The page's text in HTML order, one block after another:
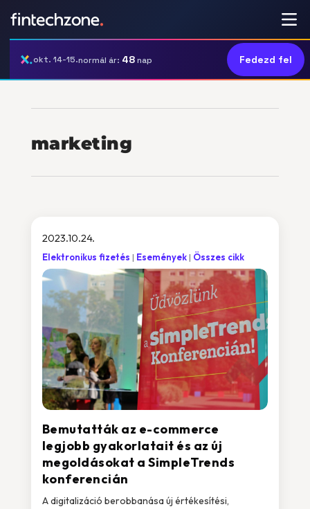
okt. 14-15.normál ár: 48nap Fedezd fel
marketing
Bemutatták az e-commerce
legjobb gyakorlatait és az új
megoldásokat a SimpleTrends
konferencián
2023.10.24.
Elektronikus fizetés Események Összes cikk
A digitalizáció berobbanása új értékesítési,